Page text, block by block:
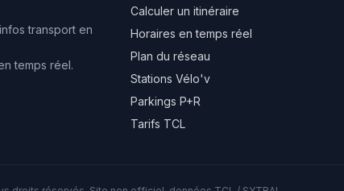
transport en
temps réel.
Calculer un itinéraire
Horaires en temps réel
Plan du réseau
Stations Vélo'v
Parkings P+R
Tarifs TCL